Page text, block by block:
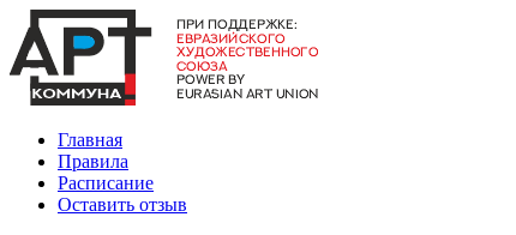
Главная
Правила
Расписание
Оставить отзыв